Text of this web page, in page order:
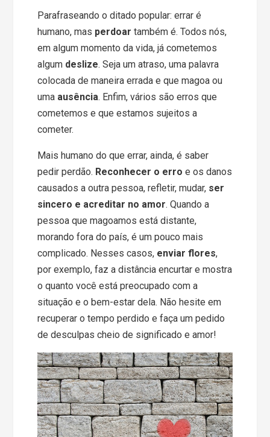
Parafraseando o ditado popular: errar é
humano, mas perdoar também é. Todos nós,
em algum momento da vida, já cometemos
algum deslize. Seja um atraso, uma palavra
colocada de maneira errada e que magoa ou
uma ausência. Enfim, vários são erros que
cometemos e que estamos sujeitos a
cometer.
Mais humano do que errar, ainda, é saber
pedir perdão. Reconhecer o erro e os danos
causados a outra pessoa, refletir, mudar, ser
sincero e acreditar no amor. Quando a
pessoa que magoamos está distante,
morando fora do país, é um pouco mais
complicado. Nesses casos, enviar flores,
por exemplo, faz a distância encurtar e mostra
o quanto você está preocupado com a
situação e o bem-estar dela. Não hesite em
recuperar o tempo perdido e faça um pedido
de desculpas cheio de significado e amor!